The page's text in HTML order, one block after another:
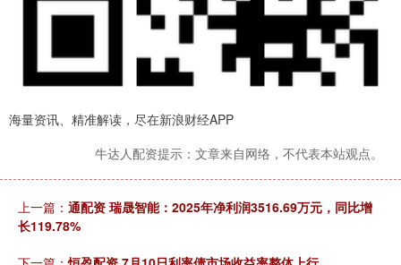
海量资讯、精准解读，尽在新浪财经APP
牛达人配资提示：文章来自网络，不代表本站观点。
上一篇： 通配资 瑞晟智能：2025年净利润3516.69万元，同比增
长119.78%